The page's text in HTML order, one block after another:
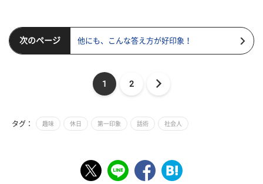
次のページ 他にも、こんな答え方が好印象！
1 2
タグ： 趣味 休日 第一印象 話術 社会人